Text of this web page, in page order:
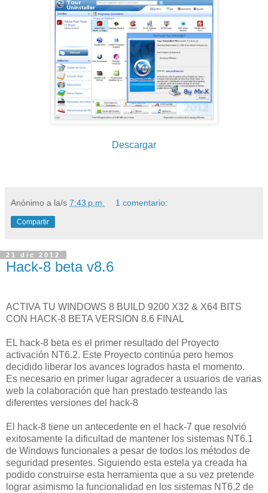
Descargar
Anónimo a la/s 7:43 p.m. 1 comentario:
Compartir
21 dic 2012
Hack-8 beta v8.6
ACTIVA TU WINDOWS 8 BUILD 9200 X32 & X64 BITS
CON HACK-8 BETA VERSION 8.6 FINAL
EL hack-8 beta es el primer resultado del Proyecto
activación NT6.2. Este Proyecto continúa pero hemos
decidido liberar los avances logrados hasta el momento.
Es necesario en primer lugar agradecer a usuarios de varias
web la colaboración que han prestado testeando las
diferentes versiones del hack-8
El hack-8 tiene un antecedente en el hack-7 que resolvió
exitosamente la dificultad de mantener los sistemas NT6.1
de Windows funcionales a pesar de todos los métodos de
seguridad presentes. Siguiendo esta estela ya creada ha
podido construirse esta herramienta que a su vez pretende
lograr asimismo la funcionalidad en los sistemas NT6.2 de